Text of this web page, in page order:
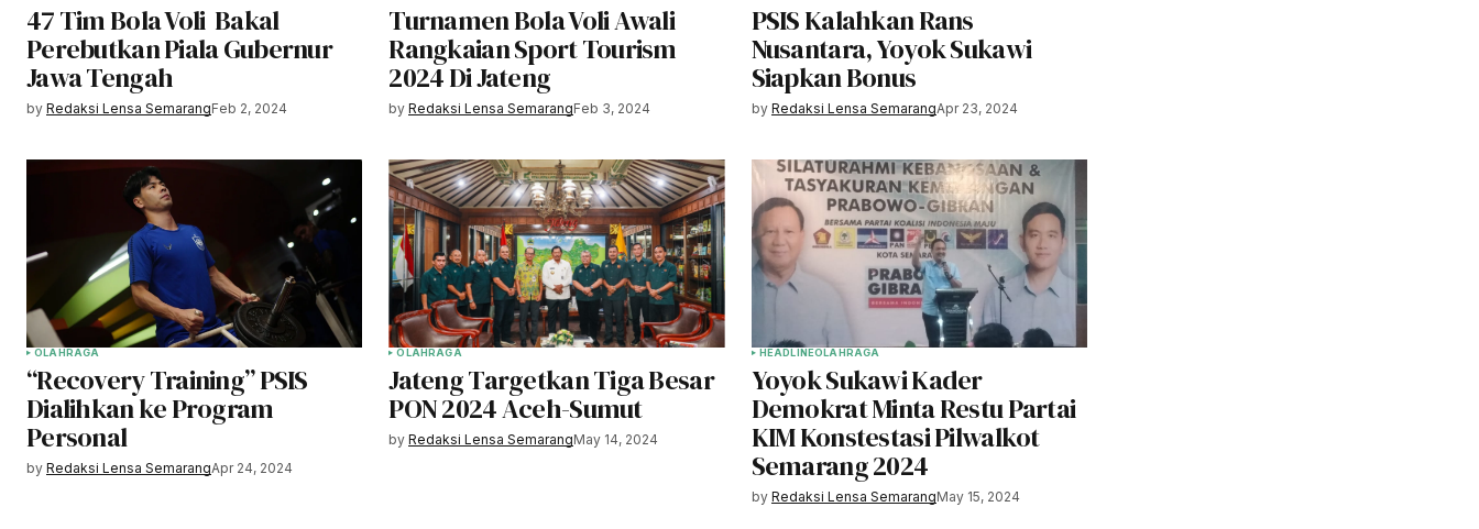
47 Tim Bola Voli Bakal
Perebutkan Piala Gubernur
Jawa Tengah
by Redaksi Lensa SemarangFeb 2, 2024
Turnamen Bola Voli Awali
Rangkaian Sport Tourism
2024 Di Jateng
by Redaksi Lensa SemarangFeb 3, 2024
PSIS Kalahkan Rans
Nusantara, Yoyok Sukawi
Siapkan Bonus
by Redaksi Lensa SemarangApr 23, 2024
OLAHRAGA
“Recovery Training” PSIS
Dialihkan ke Program
Personal
by Redaksi Lensa SemarangApr 24, 2024
OLAHRAGA
Jateng Targetkan Tiga Besar
PON 2024 Aceh-Sumut
by Redaksi Lensa SemarangMay 14, 2024
HEADLINEOLAHRAGA
Yoyok Sukawi Kader
Demokrat Minta Restu Partai
KIM Konstestasi Pilwalkot
Semarang 2024
by Redaksi Lensa SemarangMay 15, 2024